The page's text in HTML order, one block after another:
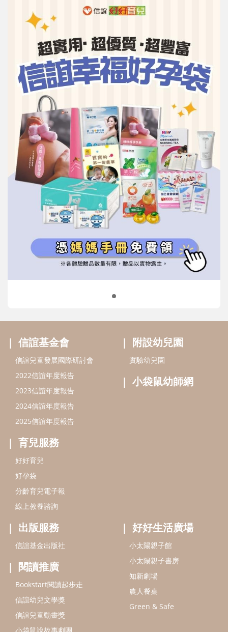
信誼基金會
2022信誼年度報告
2023信誼年度報告
2024信誼年度報告
好孕袋
分齡育兒電子報
線上教養諮詢
附設幼兒園
小袋鼠幼師網
出版服務
信誼基金出版社
閱讀推廣
Bookstart閱讀起步走
信誼幼兒文學獎
信誼兒童動畫獎
小袋鼠說故事劇團
service@hsin-yi.org.tw
信誼好好育兒
小太陽親子書房
(02)2396-5305轉2345 (週一～週五 9:00～18:00)
認識信誼 合作洽談 智慧財產權聲明
本網站建議使用IE9(含以上)或 Google Chrome 版本瀏覽器
信誼基金會/上誼文化實業股份有限公司 版權所有 ©